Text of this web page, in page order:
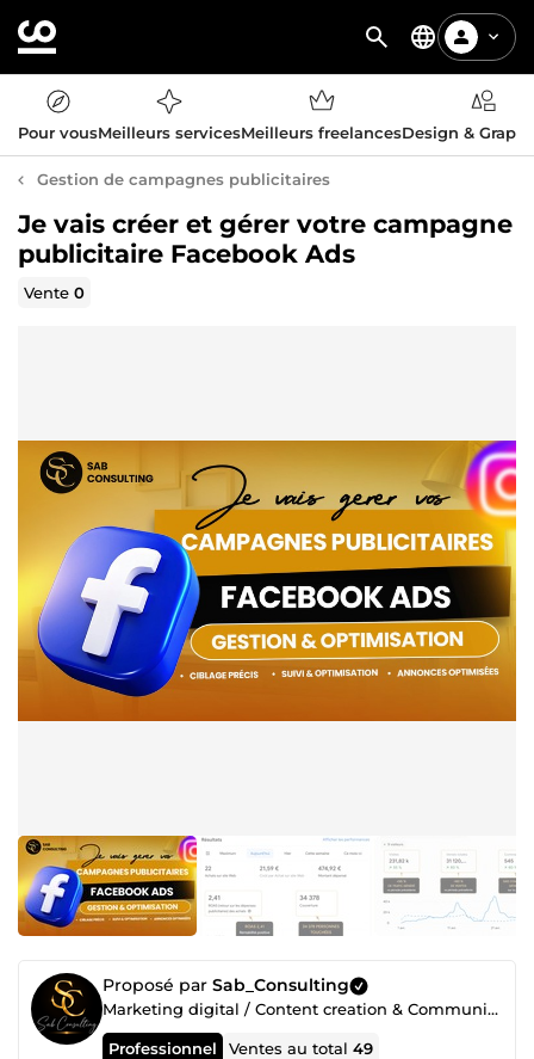
Pour vousMeilleurs servicesMeilleurs freelancesDesign &
Gestion de campagnes publicitaires
Je vais créer et gérer votre campagne
publicitaire Facebook Ads
Vente0
Proposé par Sab_Consulting
Marketing digital / Content creation & Community management
Professionnel Ventes au total49